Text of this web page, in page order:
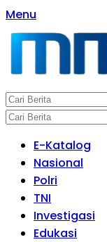
Langsung
ke
konten
Menu
E-Katalog
Nasional
Polri
TNI
Investigasi
Edukasi